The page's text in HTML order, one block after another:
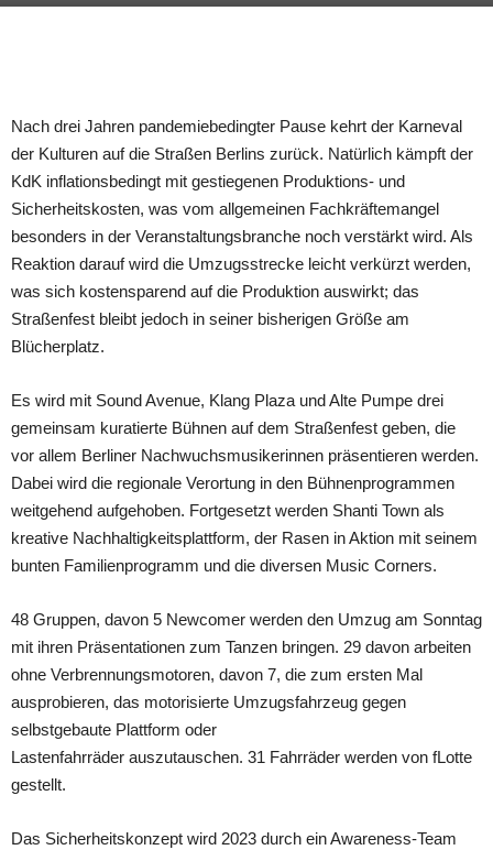
Nach drei Jahren pandemiebedingter Pause kehrt der Karneval
der Kulturen auf die Straßen Berlins zurück. Natürlich kämpft der
KdK inflationsbedingt mit gestiegenen Produktions- und
Sicherheitskosten, was vom allgemeinen Fachkräftemangel
besonders in der Veranstaltungsbranche noch verstärkt wird. Als
Reaktion darauf wird die Umzugsstrecke leicht verkürzt werden,
was sich kostensparend auf die Produktion auswirkt; das
Straßenfest bleibt jedoch in seiner bisherigen Größe am
Blücherplatz.
Es wird mit Sound Avenue, Klang Plaza und Alte Pumpe drei
gemeinsam kuratierte Bühnen auf dem Straßenfest geben, die
vor allem Berliner Nachwuchsmusikerinnen präsentieren werden.
Dabei wird die regionale Verortung in den Bühnenprogrammen
weitgehend aufgehoben. Fortgesetzt werden Shanti Town als
kreative Nachhaltigkeitsplattform, der Rasen in Aktion mit seinem
bunten Familienprogramm und die diversen Music Corners.
48 Gruppen, davon 5 Newcomer werden den Umzug am Sonntag
mit ihren Präsentationen zum Tanzen bringen. 29 davon arbeiten
ohne Verbrennungsmotoren, davon 7, die zum ersten Mal
ausprobieren, das motorisierte Umzugsfahrzeug gegen
selbstgebaute Plattform oder
Lastenfahrräder auszutauschen. 31 Fahrräder werden von fLotte
gestellt.
Das Sicherheitskonzept wird 2023 durch ein Awareness-Team